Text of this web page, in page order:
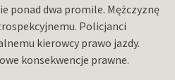
ponad dwa promile. Mężczyznę
Policjanci
kierowcy prawo jazdy.
konsekwencje prawne.